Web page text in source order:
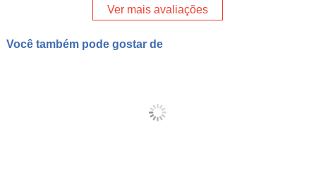
Ver mais avaliações
Você também pode gostar de